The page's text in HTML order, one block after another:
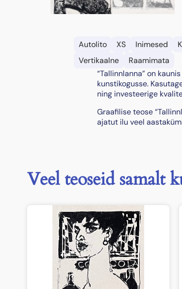
Autolito XS Inimesed
Vertikaalne
Raamimata
“Tallinnlanna” on
kunstikogusse.
ning investeerige
Graafilise teose
ajatut ilu veel
Veel teoseid samalt